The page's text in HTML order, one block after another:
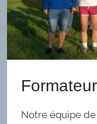
Notre équipe